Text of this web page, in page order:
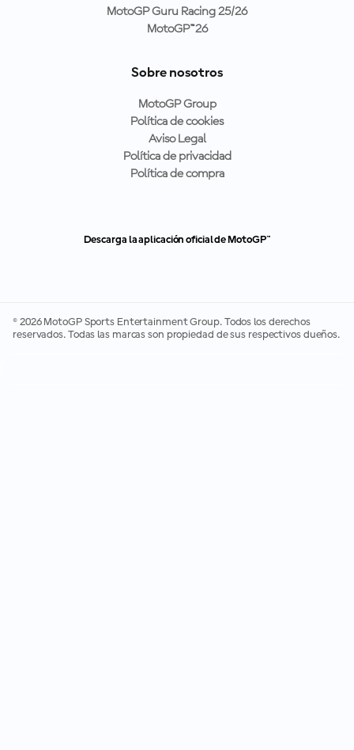
MotoGP Guru Racing 25/26
MotoGP™26
Sobre nosotros
MotoGP Group
Política de cookies
Aviso Legal
Política de privacidad
Política de compra
Descarga la aplicación oficial de MotoGP™
© 2026 MotoGP Sports Entertainment Group. Todos los derechos
reservados. Todas las marcas son propiedad de sus respectivos dueños.